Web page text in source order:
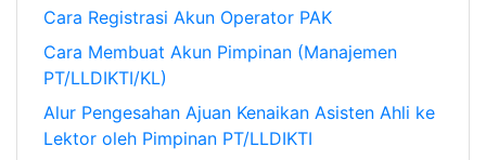
Cara Registrasi Akun Operator PAK
Cara Membuat Akun Pimpinan (Manajemen
PT/LLDIKTI/KL)
Alur Pengesahan Ajuan Kenaikan Asisten Ahli ke
Lektor oleh Pimpinan PT/LLDIKTI